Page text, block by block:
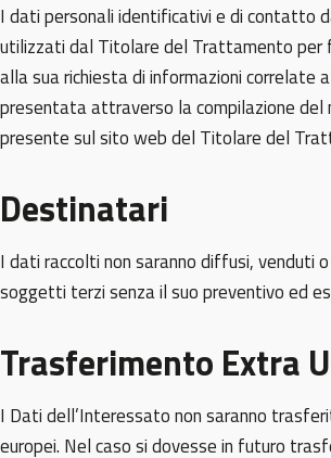
I dati personali identificativi e di contatto
utilizzati dal Titolare del Trattamento per
alla sua richiesta di informazioni correlate
presentata attraverso la compilazione
presente sul sito web del Titolare del
Destinatari
I dati raccolti non saranno diffusi, venduti
soggetti terzi senza il suo preventivo ed
Trasferimento Extra
I Dati dell’Interessato non saranno
europei. Nel caso si dovesse in futuro